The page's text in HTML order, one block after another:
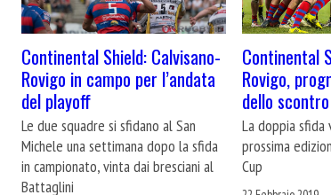
Continental Shield: Calvisano-
Rovigo in campo per l’andata
del playoff
Le due squadre si sfidano al San
Michele una settimana dopo la sfida
in campionato, vinta dai bresciani al
Battaglini
Continental
Rovigo,
dello
La doppia
prossima
Cup